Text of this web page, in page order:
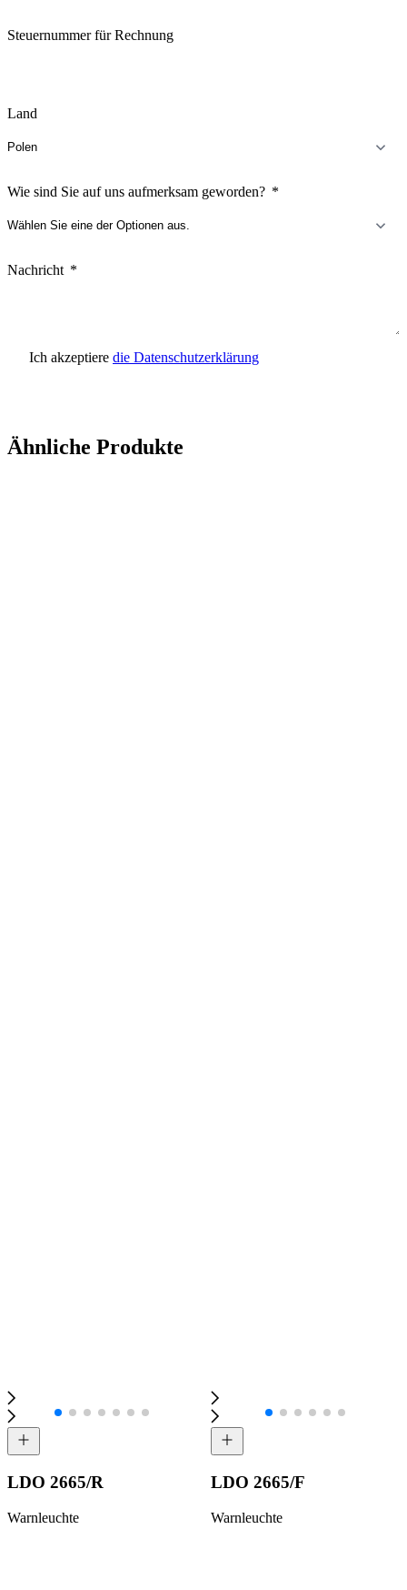
Steuernummer für Rechnung
Land
Wie sind Sie auf uns aufmerksam geworden?
Nachricht
Ich akzeptiere die Datenschutzerklärung
Ähnliche Produkte
LDO 2665/R
Warnleuchte
LDO 2665/F
Warnleuchte